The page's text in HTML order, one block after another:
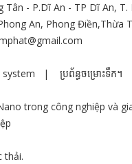
- P.Dĩ An - TP Dĩ An,
An, Phong Điền,Thừa
| ប្រព័ន្ធចម្រោះទឹក។
trong công nghiệp và
thải.